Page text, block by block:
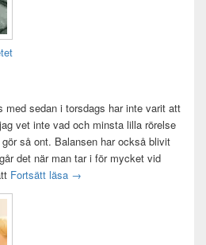
med sedan i torsdags har inte varit att
vet inte vad och minsta lilla rörelse
så ont. Balansen har också blivit
det när man tar i för mycket vid
Fortsätt läsa Träningsvärken från helvetet
→